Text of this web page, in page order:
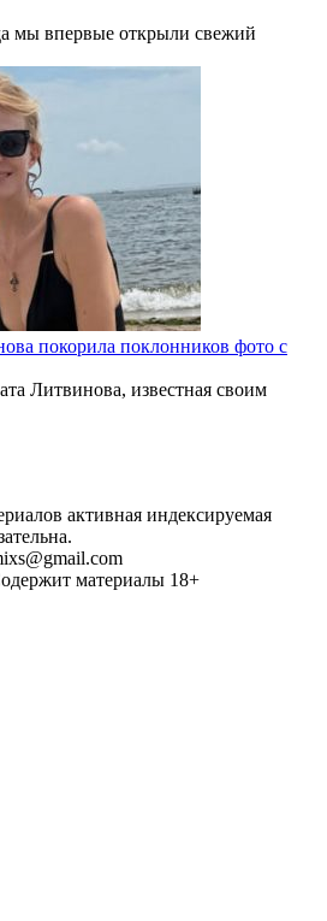
мы впервые открыли свежий
покорила поклонников фото с
Литвинова, известная своим
активная индексируемая
материалы 18+